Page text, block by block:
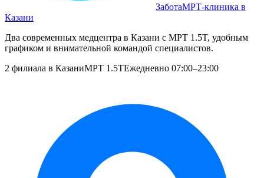
ЗаботаМРТ‑клиника в
Казани
Два современных медцентра в Казани с МРТ 1.5T, удобным
графиком и внимательной командой специалистов.
2 филиала в КазаниМРТ 1.5TЕжедневно 07:00–23:00